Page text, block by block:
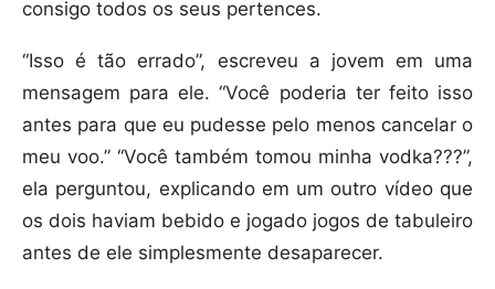
consigo todos os seus pertences.
“Isso é tão errado”, escreveu a jovem em uma
mensagem para ele. “Você poderia ter feito isso
antes para que eu pudesse pelo menos cancelar o
meu voo.” “Você também tomou minha vodka???”,
ela perguntou, explicando em um outro vídeo que
os dois haviam bebido e jogado jogos de tabuleiro
antes de ele simplesmente desaparecer.